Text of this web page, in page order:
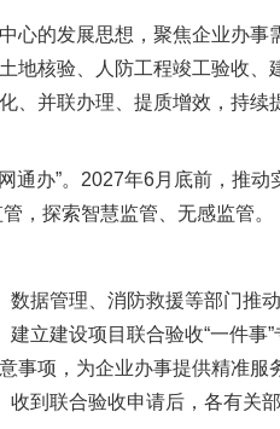
的发展思想，聚焦企业办事
核验、人防工程竣工验收、
并联办理、提质增效，持续
办”。2027年6月底前，推动
，探索智慧监管、无感监管。
据管理、消防救援等部门推
立建设项目联合验收“一件事
事项，为企业办事提供精准服
到联合验收申请后，各有关
法官巧